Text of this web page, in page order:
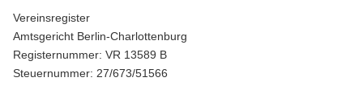
Vereinsregister
Amtsgericht Berlin-Charlottenburg
Registernummer: VR 13589 B
Steuernummer: 27/673/51566